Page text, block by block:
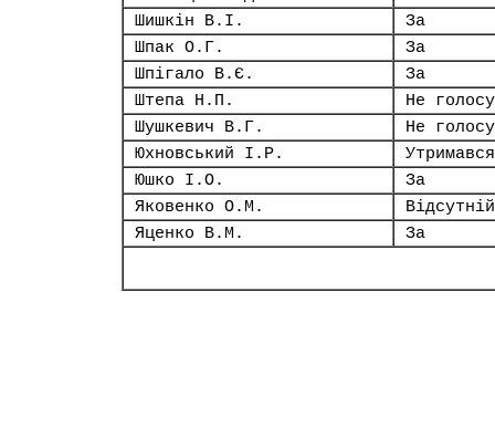
Шишкін В.І.
За
Шпак О.Г.
За
Шпігало В.Є.
За
Штепа Н.П.
Не
Шушкевич В.Г.
Не
Юхновський І.Р.
Утримався
Юшко І.О.
За
Яковенко О.М.
Відсутній
Яценко В.М.
За